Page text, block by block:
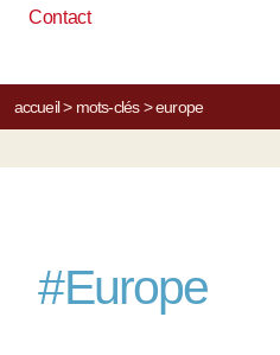
Contact
accueil> mots-clés> europe
#Europe